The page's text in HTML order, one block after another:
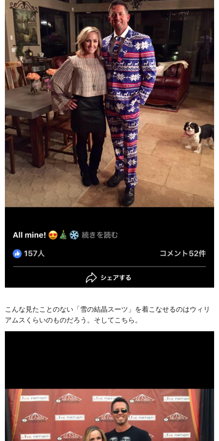
こんな見たことのない「雪の結晶スーツ」を着こなせるのはウィリ
アムスくらいのものだろう。そしてこちら。